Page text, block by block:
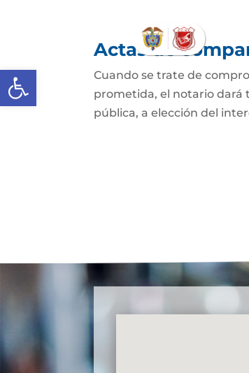
Abrir barra de herramientas
Actas de
Cuando se trate de
prometida, el notario dará
pública, a elección del